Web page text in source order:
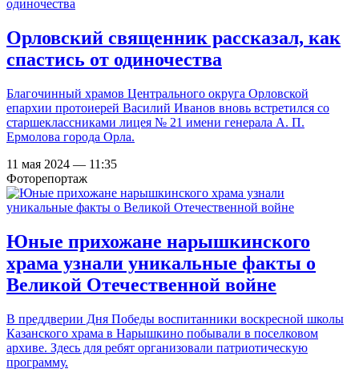
Орловский священник рассказал, как
спастись от одиночества
Благочинный храмов Центрального округа Орловской
епархии протоиерей Василий Иванов вновь встретился со
старшеклассниками лицея № 21 имени генерала А. П.
Ермолова города Орла.
11 мая 2024 — 11:35
Фоторепортаж
Юные прихожане нарышкинского
храма узнали уникальные факты о
Великой Отечественной войне
В преддверии Дня Победы воспитанники воскресной школы
Казанского храма в Нарышкино побывали в поселковом
архиве. Здесь для ребят организовали патриотическую
программу.